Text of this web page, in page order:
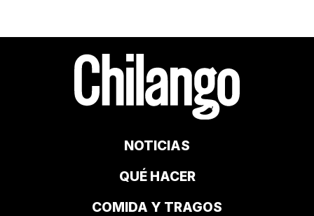
NOTICIAS
QUÉ HACER
COMIDA Y TRAGOS